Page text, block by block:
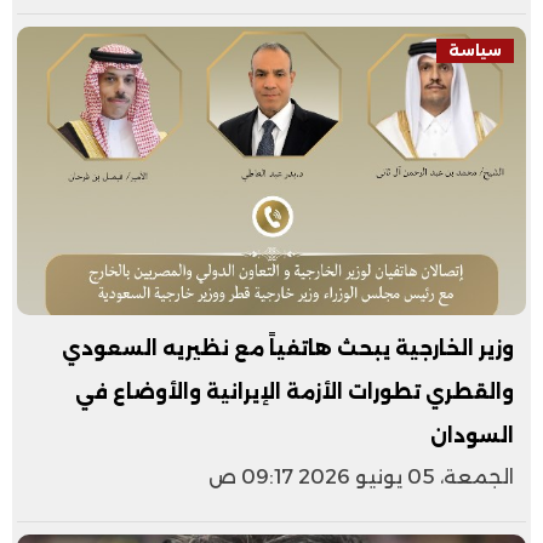
سياسة
وزير الخارجية يبحث هاتفياً مع نظيريه السعودي
والقطري تطورات الأزمة الإيرانية والأوضاع في
السودان
الجمعة، 05 يونيو 2026 09:17 ص